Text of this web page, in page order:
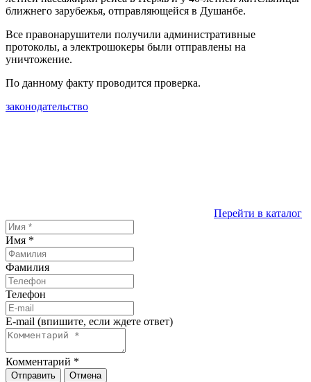
ближнего зарубежья, отправляющейся в Душанбе.
Все правонарушители получили административные
протоколы, а электрошокеры были отправлены на
уничтожение.
По данному факту проводится проверка.
законодательство
Перейти в каталог
Имя *
Фамилия
Телефон
E-mail (впишите, если ждете ответ)
Комментарий *
Отправить Отмена